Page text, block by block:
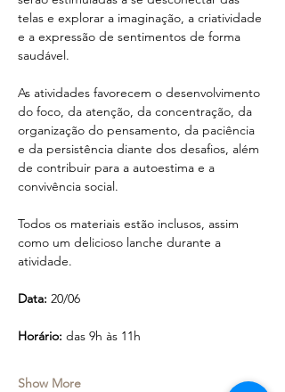
telas e explorar a imaginação, a criatividade
e a expressão de sentimentos de forma
saudável.
As atividades favorecem o desenvolvimento
do foco, da atenção, da concentração, da
organização do pensamento, da paciência
e da persistência diante dos desafios, além
de contribuir para a autoestima e a
convivência social.
Todos os materiais estão inclusos, assim
como um delicioso lanche durante a
atividade.
Data: 20/06
Horário: das 9h às 11h
Show More